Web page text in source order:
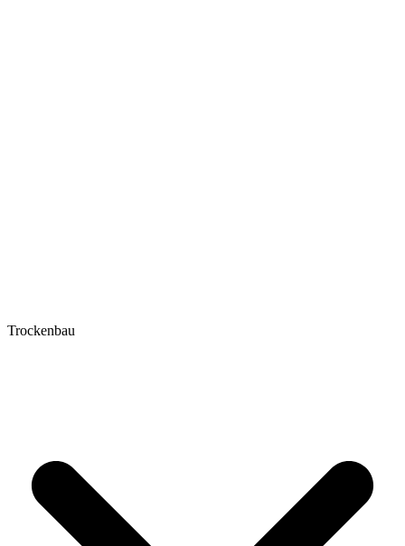
Trockenbau